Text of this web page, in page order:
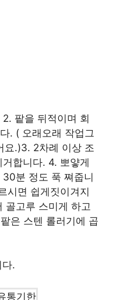
팥을 뒤적이며 회
. ( 오래오래 작업그
요.)3. 2차례 이상 조
합니다. 4. 뽀얗게
분 정도 푹 쪄줍니
시면 쉽게짓이겨지
골고루 스미게 하고
은 스텐 롤러기에 곱
.